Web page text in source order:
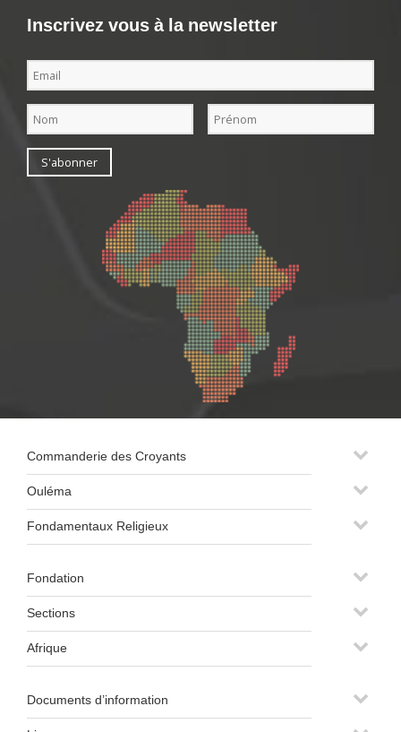
Inscrivez vous à la newsletter
Commanderie des Croyants
Ouléma
Fondamentaux Religieux
Fondation
Sections
Afrique
Documents d’information